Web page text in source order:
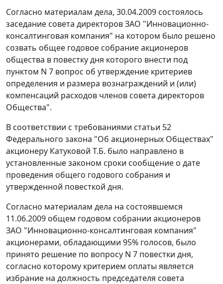
Согласно материалам дела, 30.04.2009 состоялось
заседание совета директоров ЗАО "Инновационно-
консалтинговая компания" на котором было решено
созвать общее годовое собрание акционеров
общества в повестку дня которого внести под
пунктом N 7 вопрос об утверждение критериев
определения и размера вознаграждений и (или)
компенсаций расходов членов совета директоров
Общества".
В соответствии с требованиями статьи 52
Федерального закона "Об акционерных Обществах"
акционеру Катуковой Т.Б. было направлено в
установленные законом сроки сообщение о дате
проведения общего годового собрания и
утвержденной повесткой дня.
Согласно материалам дела на состоявшемся
11.06.2009 общем годовом собрании акционеров
ЗАО "Инновационно-консалтинговая компания"
акционерами, обладающими 95% голосов, было
принято решение по вопросу N 7 повестки дня,
согласно которому критерием оплаты является
избрание на должность председателя совета